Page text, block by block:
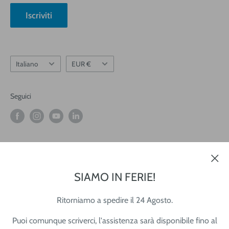
SIAMO IN FERIE!
Ritorniamo a spedire il 24 Agosto.
Puoi comunque scriverci, l'assistenza sarà disponibile fino al
Informativa Newsletter
Iscriviti
Lingua
Italiano Valuta
EUR €
Seguici
© 2026 Tecnista